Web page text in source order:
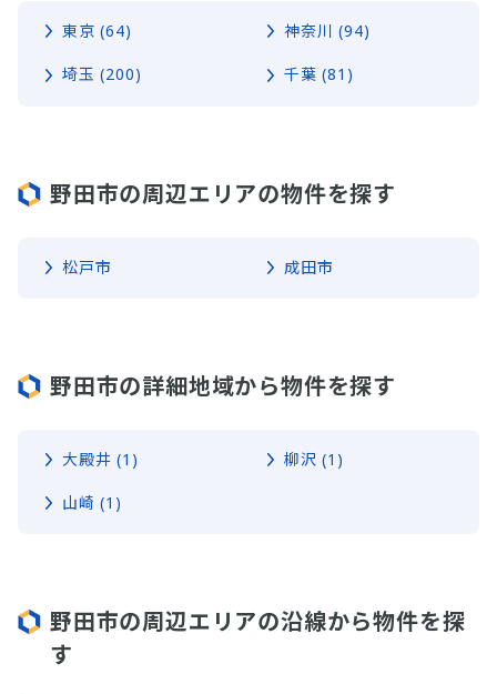
東京 (64) 神奈川 (94)
埼玉 (200) 千葉 (81)
野田市の周辺エリアの物件を探す
松戸市 成田市
野田市の詳細地域から物件を探す
大殿井 (1) 柳沢 (1)
山崎 (1)
野田市の周辺エリアの沿線から物件を探
す